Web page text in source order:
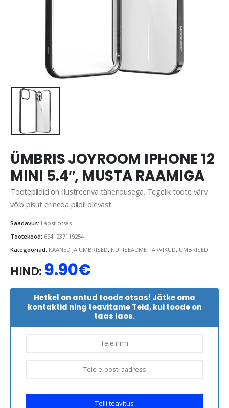
ÜMBRIS JOYROOM IPHONE 12
MINI 5.4″, MUSTA RAAMIGA
Tootepildid on illustreeriva tähendusega. Tegelik toote värv
võib pisut erineda pildil olevast.
Saadavus: Laost otsas
Tootekood: 6941237119254
Kategooriad: KAANED JA ÜMBRISED, NUTISEADME TARVIKUD, ÜMBRISED
HIND: 9.90€
Hetkel on antud toode otsas! Jätke oma
kontaktid ning teavitame Teid, kui toode on
taas laos.
Telli teavitus